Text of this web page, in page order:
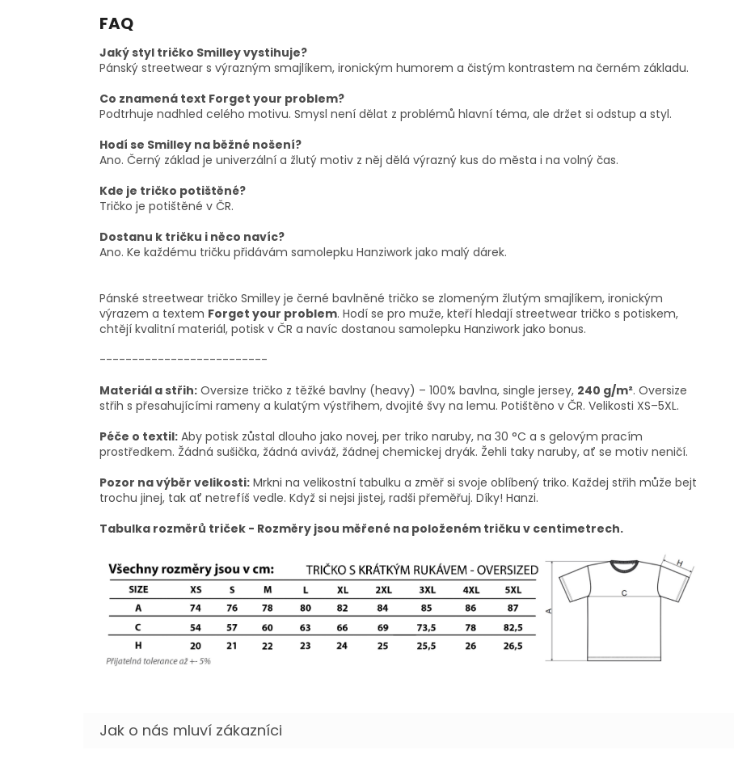
FAQ
Jaký styl tričko Smilley vystihuje?
Pánský streetwear s výrazným smajlíkem, ironickým humorem a čistým kontrastem na černém základu.
Co znamená text Forget your problem?
Podtrhuje nadhled celého motivu. Smysl není dělat z problémů hlavní téma, ale držet si odstup a styl.
Hodí se Smilley na běžné nošení?
Ano. Černý základ je univerzální a žlutý motiv z něj dělá výrazný kus do města i na volný čas.
Kde je tričko potištěné?
Tričko je potištěné v ČR.
Dostanu k tričku i něco navíc?
Ano. Ke každému tričku přidávám samolepku Hanziwork jako malý dárek.
Pánské streetwear tričko Smilley je černé bavlněné tričko se zlomeným žlutým smajlíkem, ironickým
výrazem a textem Forget your problem. Hodí se pro muže, kteří hledají streetwear tričko s potiskem,
chtějí kvalitní materiál, potisk v ČR a navíc dostanou samolepku Hanziwork jako bonus.
--------------------------
Materiál a střih: Oversize tričko z těžké bavlny (heavy) – 100% bavlna, single jersey, 240 g/m². Oversize
střih s přesahujícími rameny a kulatým výstřihem, dvojité švy na lemu. Potištěno v ČR. Velikosti XS–5XL.
Péče o textil: Aby potisk zůstal dlouho jako novej, per triko naruby, na 30 °C a s gelovým pracím
prostředkem. Žádná sušička, žádná aviváž, žádnej chemickej dryák. Žehli taky naruby, ať se motiv neničí.
Pozor na výběr velikosti: Mrkni na velikostní tabulku a změř si svoje oblíbený triko. Každej střih může bejt
trochu jinej, tak ať netrefíš vedle. Když si nejsi jistej, radši přeměřuj. Díky! Hanzi.
Tabulka rozměrů triček - Rozměry jsou měřené na položeném tričku v centimetrech.